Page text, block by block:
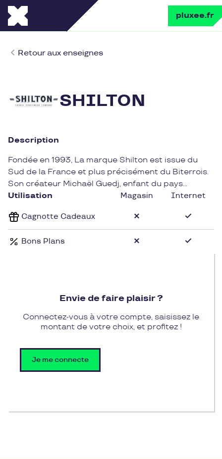
pluxee.fr
Retour aux enseignes
SHILTON
Description
Fondée en 1993, La marque Shilton est issue du
Sud de la France et plus précisément du Biterrois.
Son créateur Michaël Guedj, enfant du pays
passionné de sport, a lancé une gamme de prêt à
d'évoluer aux gré du temps et des tendances
depuis 25 ans.
Utilisation Magasin Internet
Cagnotte Cadeaux
Bons Plans
Envie de faire plaisir ?
Connectez-vous à votre compte, saisissez le
montant de votre choix, et profitez !
Je me connecte